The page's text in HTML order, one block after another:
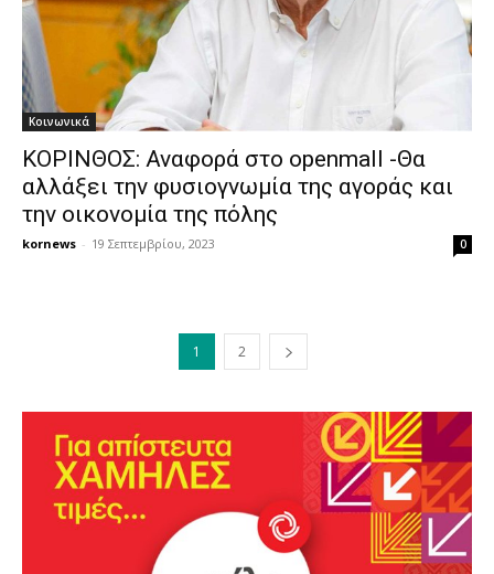
Κοινωνικά
ΚΟΡΙΝΘΟΣ: Αναφορά στο openmall -Θα
αλλάξει την φυσιογνωμία της αγοράς και
την οικονομία της πόλης
kornews - 19 Σεπτεμβρίου, 2023 0
1 2